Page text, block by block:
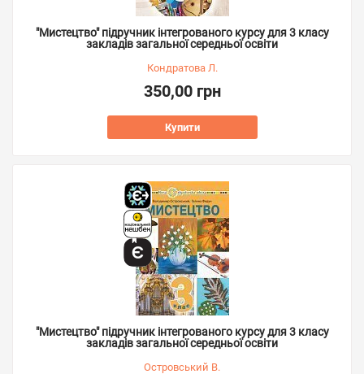
"Мистецтво" підручник інтегрованого курсу для 3 класу
закладів загальної середньої освіти
Кондратова Л.
350,00 грн
Купити
"Мистецтво" підручник інтегрованого курсу для 3 класу
закладів загальної середньої освіти
Островський В.